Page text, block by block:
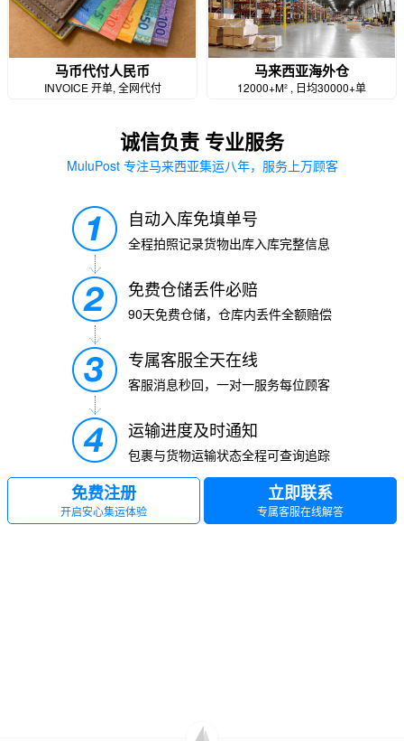
马币代付人民币
INVOICE 开单, 全网代付
马来西亚海外仓
12000+M² , 日均30000+单
诚信负责 专业服务
MuluPost 专注马来西亚集运八年，服务上万顾客
自动入库免填单号
全程拍照记录货物出库入库完整信息
免费仓储丢件必赔
90天免费仓储，仓库内丢件全额赔偿
专属客服全天在线
客服消息秒回，一对一服务每位顾客
运输进度及时通知
包裹与货物运输状态全程可查询追踪
免费注册
开启安心集运体验
立即联系
专属客服在线解答